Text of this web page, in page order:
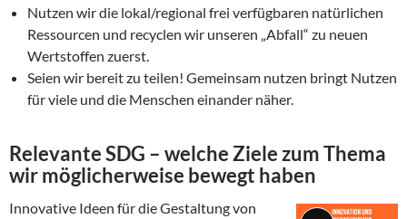
Nutzen wir die lokal/regional frei verfügbaren natürlichen
Ressourcen und recyclen wir unseren „Abfall“ zu neuen
Wertstoffen zuerst.
Seien wir bereit zu teilen! Gemeinsam nutzen bringt Nutzen
für viele und die Menschen einander näher.
Relevante SDG – welche Ziele zum Thema
wir möglicherweise bewegt haben
Innovative Ideen für die Gestaltung von